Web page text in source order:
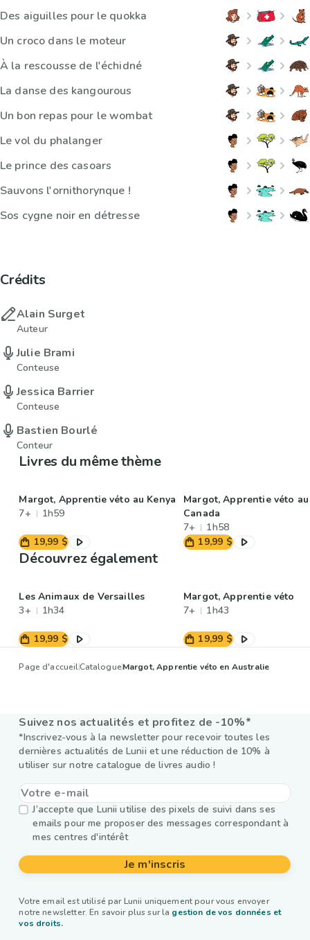
Des aiguilles pour le quokka
Un croco dans le moteur
À la rescousse de l'échidné
La danse des kangourous
Un bon repas pour le wombat
Le vol du phalanger
Le prince des casoars
Sauvons l'ornithorynque !
Sos cygne noir en détresse
Crédits
Alain Surget
Auteur
Julie Brami
Conteuse
Jessica Barrier
Conteuse
Bastien Bourlé
Conteur
Livres du même thème
Margot, Apprentie véto au Kenya
7+
1h59
19,99 $
Margot, Apprentie véto au
Canada
7+
1h58
19,99 $
Découvrez également
Les Animaux de Versailles
3+
1h34
19,99 $
Margot, Apprentie véto
7+
1h43
19,99 $
Page d'accueilCatalogueMargot, Apprentie véto en Australie
Suivez nos actualités et profitez de -10%*
*Inscrivez-vous à la newsletter pour recevoir toutes les
dernières actualités de Lunii et une réduction de 10% à
utiliser sur notre catalogue de livres audio !
J’accepte que Lunii utilise des pixels de suivi dans ses
emails pour me proposer des messages correspondant à
mes centres d'intérêt
Je m'inscris
Votre email est utilisé par Lunii uniquement pour vous envoyer
notre newsletter. En savoir plus sur la gestion de vos données et
vos droits.